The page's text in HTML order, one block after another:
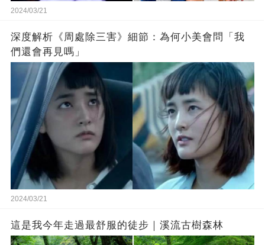
2024/03/21
深度解析《周處除三害》細節：為何小美會問「我
們還會再見嗎」
2024/03/21
這是我今年走過最舒服的徒步｜溪流古樹森林